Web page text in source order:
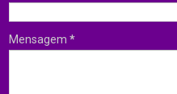
Mensagem*